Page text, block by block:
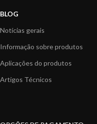
BLOG
Notícias gerais
Informação sobre produtos
Aplicações do produtos
Artigos Técnicos